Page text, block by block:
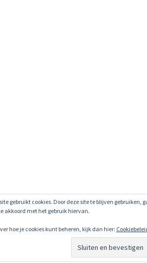
gebruikt cookies. Door deze site te blijven gebruiken,
je akkoord met het gebruik hiervan.
hoe je cookies kunt beheren, kijk dan hier: